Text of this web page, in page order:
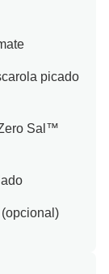
picado
Sal™